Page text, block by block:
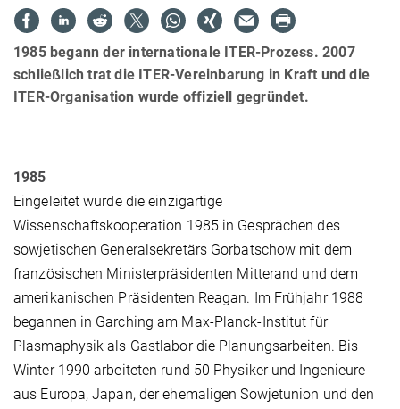
1985 begann der internationale ITER-Prozess. 2007
schließlich trat die ITER-Vereinbarung in Kraft und die
ITER-Organisation wurde offiziell gegründet.
1985
Eingeleitet wurde die einzigartige
Wissenschaftskooperation 1985 in Gesprächen des
sowjetischen Generalsekretärs Gorbatschow mit dem
französischen Ministerpräsidenten Mitterand und dem
amerikanischen Präsidenten Reagan. Im Frühjahr 1988
begannen in Garching am Max-Planck-Institut für
Plasmaphysik als Gastlabor die Planungsarbeiten. Bis
Winter 1990 arbeiteten rund 50 Physiker und Ingenieure
aus Europa, Japan, der ehemaligen Sowjetunion und den